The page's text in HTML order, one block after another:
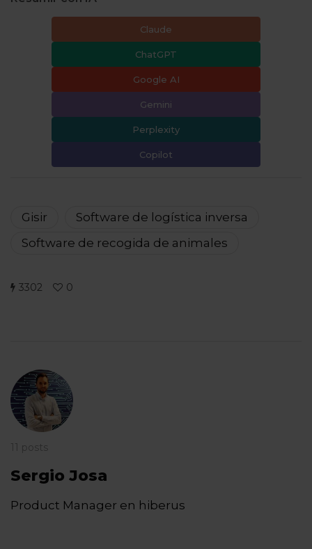
Claude
ChatGPT
Google AI
Gemini
Perplexity
Copilot
Gisir
Software de logística inversa
Software de recogida de animales
3302 0
11 posts
Sergio Josa
Product Manager en hiberus